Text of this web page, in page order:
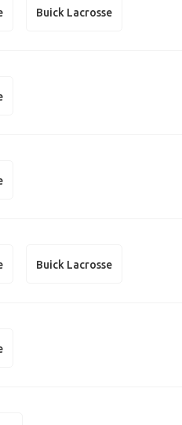
Buick Lacrosse
Buick Lacrosse